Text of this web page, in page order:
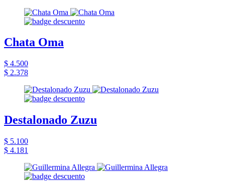
Chata Oma
$ 4.500
$ 2.378
Destalonado Zuzu
$ 5.100
$ 4.181